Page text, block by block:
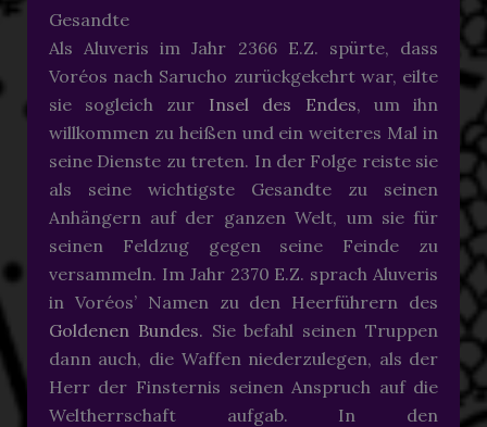
Gesandte
Als Aluveris im Jahr 2366 E.Z. spürte, dass
Voréos nach Sarucho zurückgekehrt war, eilte
sie sogleich zur Insel des Endes, um ihn
willkommen zu heißen und ein weiteres Mal in
seine Dienste zu treten. In der Folge reiste sie
als seine wichtigste Gesandte zu seinen
Anhängern auf der ganzen Welt, um sie für
seinen Feldzug gegen seine Feinde zu
versammeln. Im Jahr 2370 E.Z. sprach Aluveris
in Voréos’ Namen zu den Heerführern des
Goldenen Bundes. Sie befahl seinen Truppen
dann auch, die Waffen niederzulegen, als der
Herr der Finsternis seinen Anspruch auf die
Weltherrschaft aufgab. In den